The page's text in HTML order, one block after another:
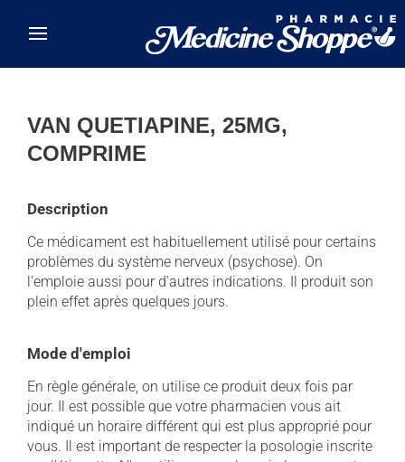
VAN QUETIAPINE, 25MG,
COMPRIME
Description
Ce médicament est habituellement utilisé pour certains
problèmes du système nerveux (psychose). On
l'emploie aussi pour d'autres indications. Il produit son
plein effet après quelques jours.
Mode d'emploi
En règle générale, on utilise ce produit deux fois par
jour. Il est possible que votre pharmacien vous ait
indiqué un horaire différent qui est plus approprié pour
vous. Il est important de respecter la posologie inscrite